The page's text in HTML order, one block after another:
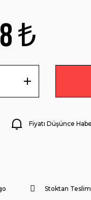
₺
Fiyatı Düşünce
Stoktan Teslim